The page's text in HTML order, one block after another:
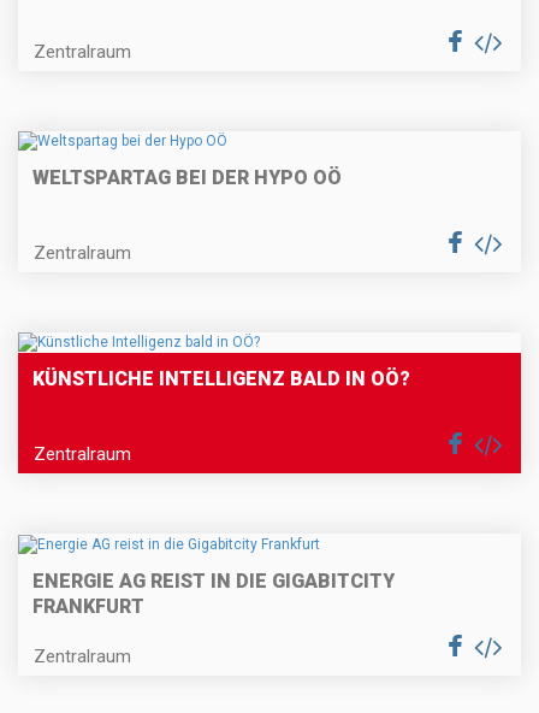
Zentralraum
WELTSPARTAG BEI DER HYPO OÖ
Zentralraum
KÜNSTLICHE INTELLIGENZ BALD IN OÖ?
Zentralraum
ENERGIE AG REIST IN DIE GIGABITCITY
FRANKFURT
Zentralraum